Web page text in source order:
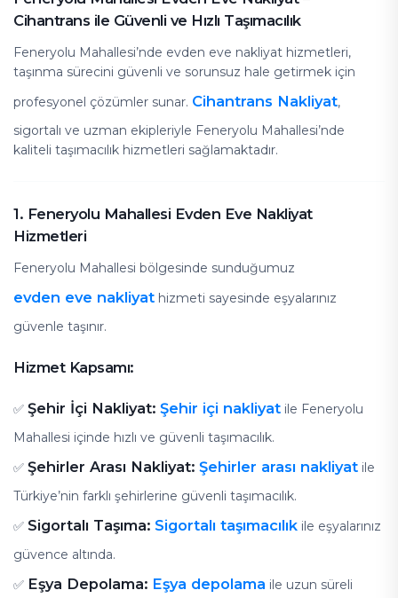
Cihantrans ile Güvenli ve Hızlı Taşımacılık
Feneryolu Mahallesi’nde evden eve nakliyat hizmetleri,
taşınma sürecini güvenli ve sorunsuz hale getirmek için
profesyonel çözümler sunar. Cihantrans Nakliyat,
sigortalı ve uzman ekipleriyle Feneryolu Mahallesi’nde
kaliteli taşımacılık hizmetleri sağlamaktadır.
1. Feneryolu Mahallesi Evden Eve Nakliyat
Hizmetleri
Feneryolu Mahallesi bölgesinde sunduğumuz
evden eve nakliyat hizmeti sayesinde eşyalarınız
güvenle taşınır.
Hizmet Kapsamı:
✅ Şehir İçi Nakliyat: Şehir içi nakliyat ile Feneryolu
Mahallesi içinde hızlı ve güvenli taşımacılık.
✅ Şehirler Arası Nakliyat: Şehirler arası nakliyat ile
Türkiye’nin farklı şehirlerine güvenli taşımacılık.
✅ Sigortalı Taşıma: Sigortalı taşımacılık ile eşyalarınız
güvence altında.
✅ Eşya Depolama: Eşya depolama ile uzun süreli